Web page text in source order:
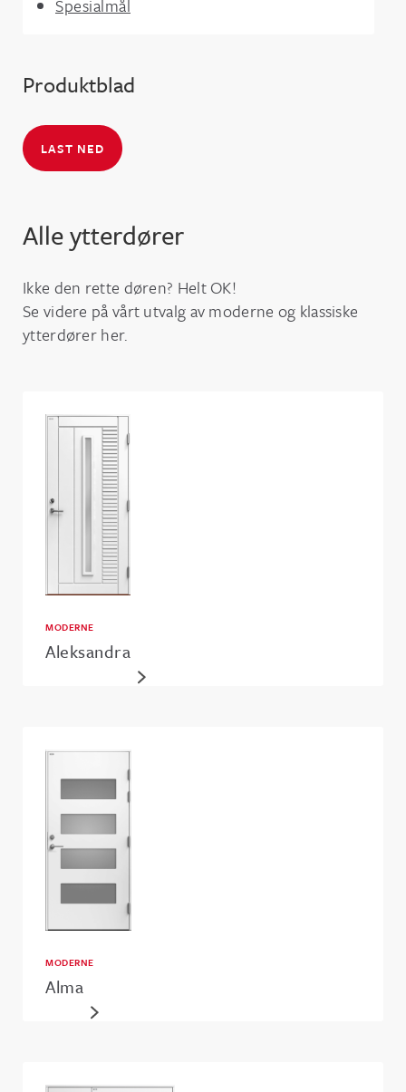
Spesialmål
Produktblad
LAST NED
Alle ytterdører
Ikke den rette døren? Helt OK!
Se videre på vårt utvalg av moderne og klassiske
ytterdører her.
MODERNE
Aleksandra
MODERNE
Alma